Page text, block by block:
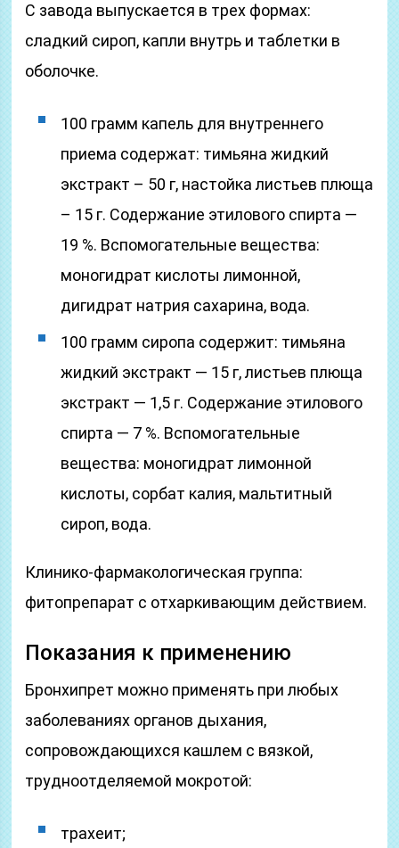
С завода выпускается в трех формах:
сладкий сироп, капли внутрь и таблетки в
оболочке.
100 грамм капель для внутреннего
приема содержат: тимьяна жидкий
экстракт – 50 г, настойка листьев плюща
– 15 г. Содержание этилового спирта —
19 %. Вспомогательные вещества:
моногидрат кислоты лимонной,
дигидрат натрия сахарина, вода.
100 грамм сиропа содержит: тимьяна
жидкий экстракт — 15 г, листьев плюща
экстракт — 1,5 г. Содержание этилового
спирта — 7 %. Вспомогательные
вещества: моногидрат лимонной
кислоты, сорбат калия, мальтитный
сироп, вода.
Клинико-фармакологическая группа:
фитопрепарат с отхаркивающим действием.
Показания к применению
Бронхипрет можно применять при любых
заболеваниях органов дыхания,
сопровождающихся кашлем с вязкой,
трудноотделяемой мокротой:
трахеит;